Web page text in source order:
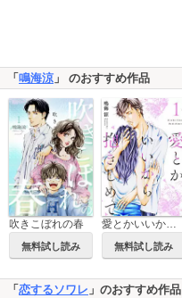
「 鳴海涼 」 のおすすめ作品
吹きこぼれの春
無料試し読み
愛とかいいから抱きしめて【描き下ろしおまけ付き特装版】
無料試し読み
「 恋するソワレ 」のおすすめ作品